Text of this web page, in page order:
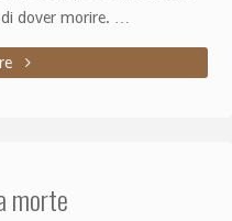
dover morire. …
morte